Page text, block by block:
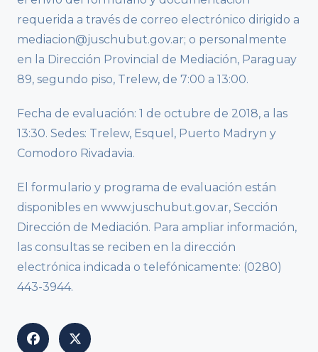
requerida a través de correo electrónico dirigido a
mediacion@juschubut.gov.ar; o personalmente
en la Dirección Provincial de Mediación, Paraguay
89, segundo piso, Trelew, de 7:00 a 13:00.
Fecha de evaluación: 1 de octubre de 2018, a las
13:30. Sedes: Trelew, Esquel, Puerto Madryn y
Comodoro Rivadavia.
El formulario y programa de evaluación están
disponibles en www.juschubut.gov.ar, Sección
Dirección de Mediación. Para ampliar información,
las consultas se reciben en la dirección
electrónica indicada o telefónicamente: (0280)
443-3944.